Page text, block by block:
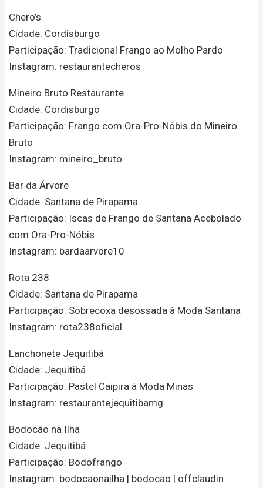
Chero’s
Cidade: Cordisburgo
Participação: Tradicional Frango ao Molho Pardo
Instagram: restaurantecheros
Mineiro Bruto Restaurante
Cidade: Cordisburgo
Participação: Frango com Ora-Pro-Nóbis do Mineiro
Bruto
Instagram: mineiro_bruto
Bar da Árvore
Cidade: Santana de Pirapama
Participação: Iscas de Frango de Santana Acebolado
com Ora-Pro-Nóbis
Instagram: bardaarvore10
Rota 238
Cidade: Santana de Pirapama
Participação: Sobrecoxa desossada à Moda Santana
Instagram: rota238oficial
Lanchonete Jequitibá
Cidade: Jequitibá
Participação: Pastel Caipira à Moda Minas
Instagram: restaurantejequitibamg
Bodocão na Ilha
Cidade: Jequitibá
Participação: Bodofrango
Instagram: bodocaonailha | bodocao | offclaudin